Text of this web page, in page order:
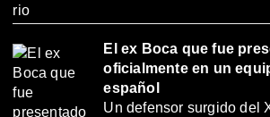
El ex Boca que fue
oficialmente en un
español
Un defensor surgido del